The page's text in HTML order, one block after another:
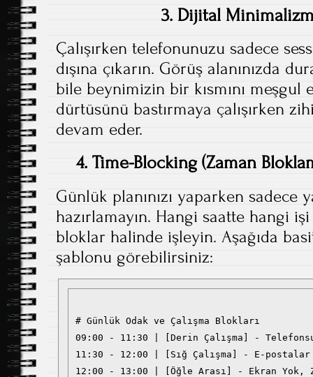
3. Dijital
Çalışırken telefonunuzu sadece
dışına çıkarın. Görüş alanınızda
bile beynimizin bir kısmını
dürtüsünü bastırmaya çalışırken
devam eder.
4. Time-Blocking (Zaman
Günlük planınızı yaparken sadece
hazırlamayın. Hangi saatte hangi
bloklar halinde işleyin. Aşağıda
şablonu görebilirsiniz:
# Günlük Odak ve Çalışma Blokları
09:00 - 11:30 | [Derin Çalışma] -
11:30 - 12:00 | [Sığ Çalışma] - E-postalar
12:00 - 13:00 | [Öğle Arası] - Ekran Yok,